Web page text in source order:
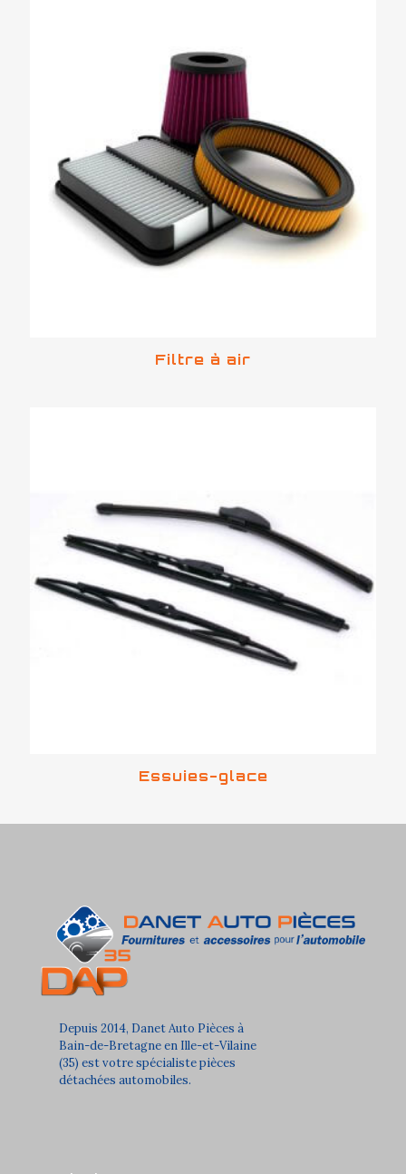
Filtre à air
Essuies-glace
Depuis 2014, Danet Auto Pièces à
Bain-de-Bretagne en Ille-et-Vilaine
(35) est votre spécialiste pièces
détachées automobiles.